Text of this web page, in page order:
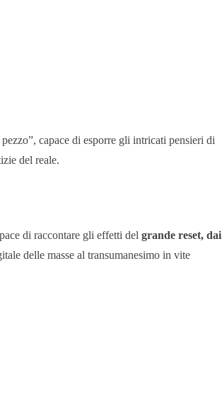
capace di esporre gli intricati pensieri di
del reale.
di raccontare gli effetti del grande reset, dai
delle masse al transumanesimo in vite